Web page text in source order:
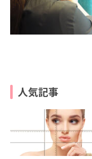
人気記事